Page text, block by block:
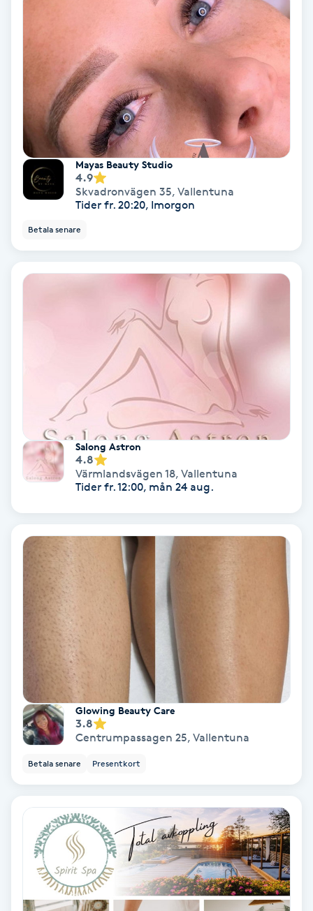
Eyeliner-tatuering
Face framing
Faceliftmassage
Fet hårbotten
Fibromassage
Fransar
Fransborttagning
Fransförlängning
Fransförlängning Megavolym
Fransförlängning Volym
Fransk manikyr
Fransrengöring
Frekvensterapi
Friskvårdsmassage
Mayas Beauty Studio
4.9
Skvadronvägen 35, Vallentuna
Tider fr. 20:20, Imorgon
Betala senare
Salong Astron
4.8
Värmlandsvägen 18, Vallentuna
Tider fr. 12:00, mån 24 aug.
Glowing Beauty Care
3.8
Centrumpassagen 25, Vallentuna
Betala senare Presentkort